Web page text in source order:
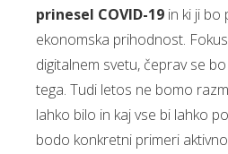
prinesel COVID-19 in ki ji bo
ekonomska prihodnost.
digitalnem svetu, čeprav se
tega. Tudi letos ne bomo
lahko bilo in kaj vse bi lahko
bodo konkretni primeri